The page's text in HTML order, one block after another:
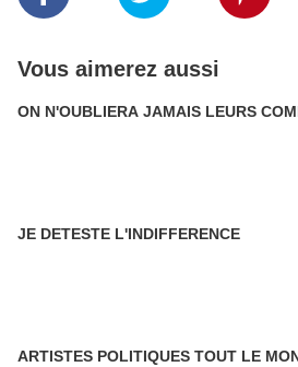
Vous aimerez aussi
ON N'OUBLIERA JAMAIS LEURS
JE DETESTE L'INDIFFERENCE
ARTISTES POLITIQUES TOUT LE